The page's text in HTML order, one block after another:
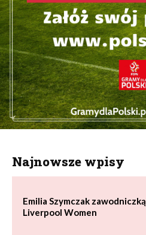
Najnowsze wpisy
Emilia Szymczak zawodniczką
Liverpool Women